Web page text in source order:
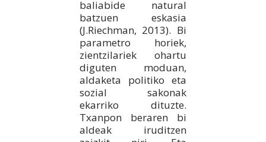
baliabide natural
batzuen eskasia
(J.Riechman, 2013). Bi
parametro horiek,
zientzilariek ohartu
diguten moduan,
aldaketa politiko eta
sozial sakonak
ekarriko dituzte.
Txanpon beraren bi
aldeak iruditzen